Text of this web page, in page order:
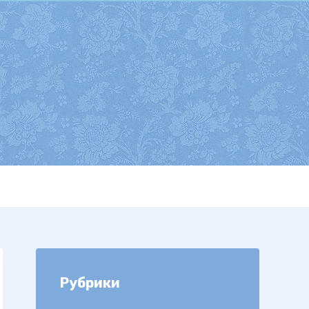
Рубрики